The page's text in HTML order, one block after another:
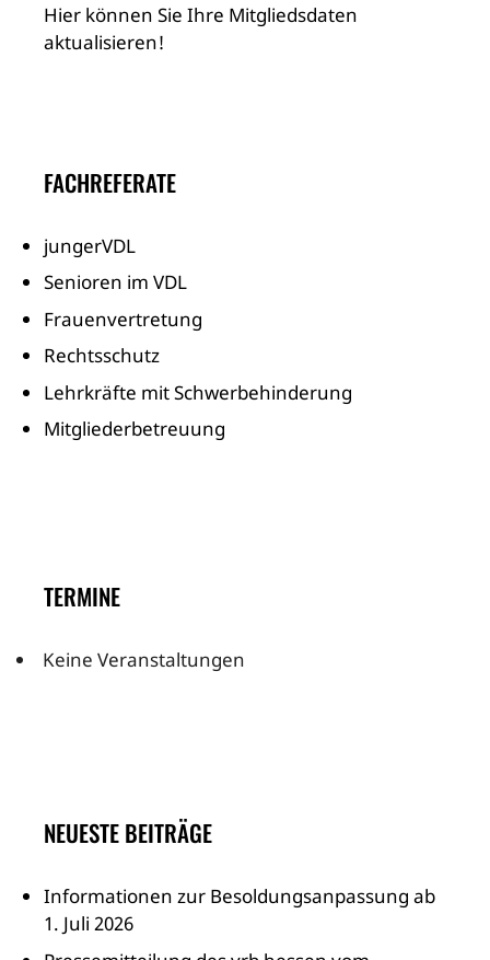
Hier können Sie Ihre Mitgliedsdaten
aktualisieren!
FACHREFERATE
jungerVDL
Senioren im VDL
Frauenvertretung
Rechtsschutz
Lehrkräfte mit Schwerbehinderung
Mitgliederbetreuung
TERMINE
Keine Veranstaltungen
NEUESTE BEITRÄGE
Informationen zur Besoldungsanpassung ab
1. Juli 2026